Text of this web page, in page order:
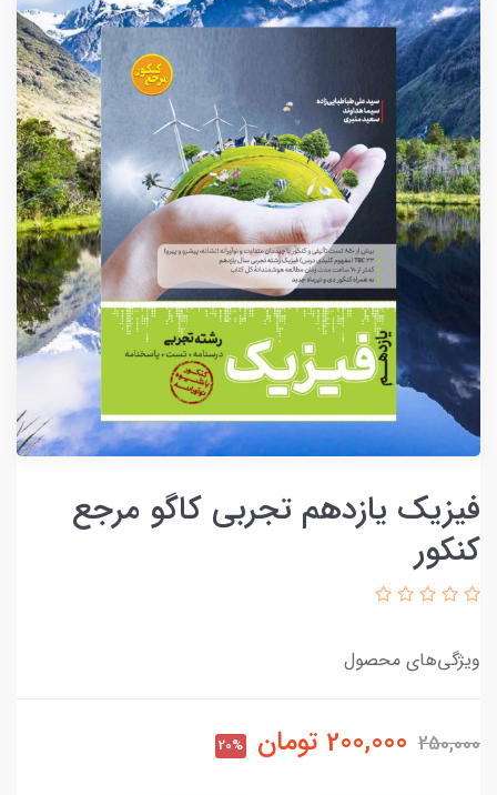
فیزیک یازدهم تجربی کاگو مرجع
کنکور
ویژگی‌های محصول
250,000
200,000 تومان 20%